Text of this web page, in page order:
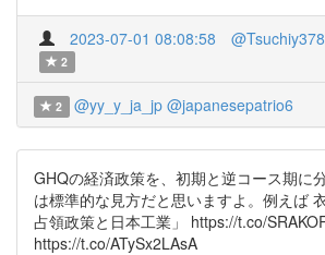
2023-07-01 08:08:58
2
2 @yy_y_ja_jp @japanesepatrio6
GHQの経済政策を、初期と逆コース期に
は標準的な見方だと思いますよ。例えば
占領政策と日本工業」 https://t.co/
https://t.co/ATySx2LAsA